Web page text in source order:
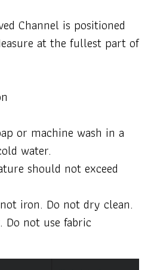
Channel is positioned
at the fullest part of
or machine wash in a
water.
should not exceed
iron. Do not dry clean.
not use fabric